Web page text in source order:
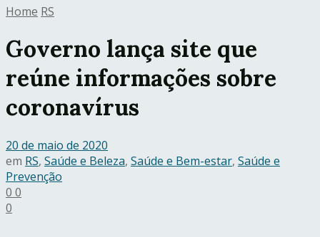
Home RS
Governo lança site que
reúne informações sobre
coronavírus
20 de maio de 2020
em RS, Saúde e Beleza, Saúde e Bem-estar, Saúde e
Prevenção
0 0
0